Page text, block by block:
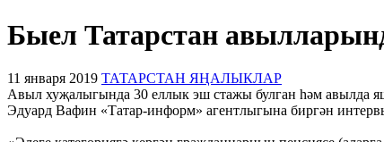
Быел Татарстан
11 января 2019 ТАТАРСТАН ЯҢАЛЫКЛАР
Авыл хуҗалыгында 30 еллык эш стажы булган һәм авылда
Эдуард Вафин «Татар-информ» агентлыгына биргән